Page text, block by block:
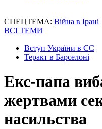
СПЕЦТЕМА: Війна в Ірані
ВСІ ТЕМИ
Вступ України в ЄС
Теракт в Барселоні
Екс-папа
жертвами
насильства